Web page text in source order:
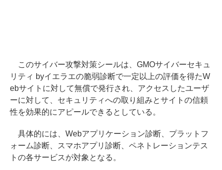
このサイバー攻撃対策シールは、GMOサイバーセキュ
リティ byイエラエの脆弱診断で一定以上の評価を得たW
ebサイトに対して無償で発行され、アクセスしたユーザ
ーに対して、セキュリティへの取り組みとサイトの信頼
性を効果的にアピールできるとしている。
具体的には、Webアプリケーション診断、プラットフ
ォーム診断、スマホアプリ診断、ペネトレーションテス
トの各サービスが対象となる。